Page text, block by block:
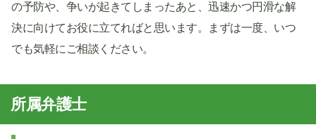
の予防や、争いが起きてしまったあと、迅速かつ円滑な解
決に向けてお役に立てればと思います。まずは一度、いつ
でも気軽にご相談ください。
所属弁護士